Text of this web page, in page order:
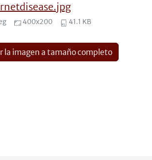
400x200 41.1 KB
la imagen a tamaño completo